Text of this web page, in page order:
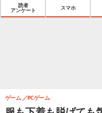
読者
アンケート
スマホ
ゲーム PCゲーム